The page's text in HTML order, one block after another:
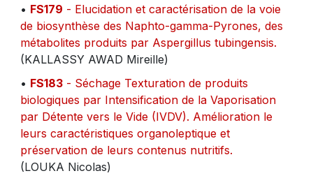
• FS179 - Elucidation et caractérisation de la voie
de biosynthèse des Naphto-gamma-Pyrones, des
métabolites produits par Aspergillus tubingensis.
(KALLASSY AWAD Mireille)
• FS183 - Séchage Texturation de produits
biologiques par Intensification de la Vaporisation
par Détente vers le Vide (IVDV). Amélioration le
leurs caractéristiques organoleptique et
préservation de leurs contenus nutritifs.
(LOUKA Nicolas)